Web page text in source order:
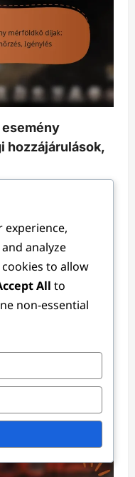
hozzájárulások,
díjak:
Ellenőrzés,
experience,
analyze
to allow
All to
non-essential